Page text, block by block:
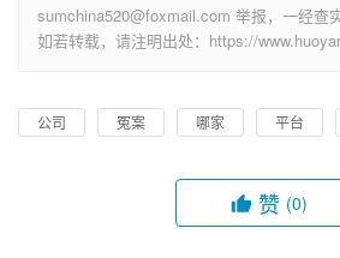
sumchina520@foxmail.com 举报，一经查
如若转载，请注明出处：https://
公司 冤案 哪家 平台
赞 (0)